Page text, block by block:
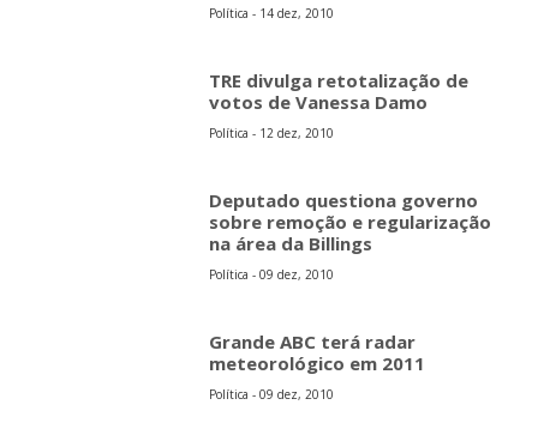
Política - 14 dez, 2010
TRE divulga retotalização de
votos de Vanessa Damo
Política - 12 dez, 2010
Deputado questiona governo
sobre remoção e regularização
na área da Billings
Política - 09 dez, 2010
Grande ABC terá radar
meteorológico em 2011
Política - 09 dez, 2010